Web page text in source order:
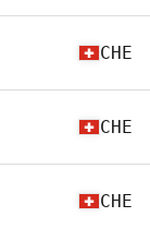
CHE
CHE
CHE